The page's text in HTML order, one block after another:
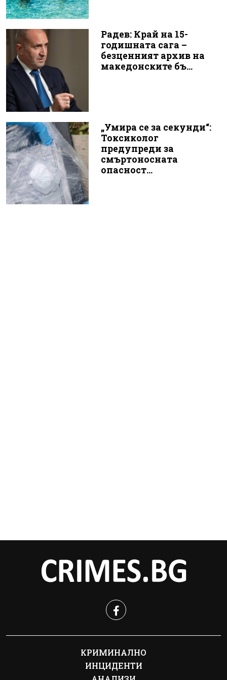
Радев: Край на 15-
годишната сага –
безценният архив на
македонските бъ...
„Умира се за секунди“:
Токсиколог
предупреди за
смъртоносната
опасност...
КРИМИНАЛНО
ИНЦИДЕНТИ